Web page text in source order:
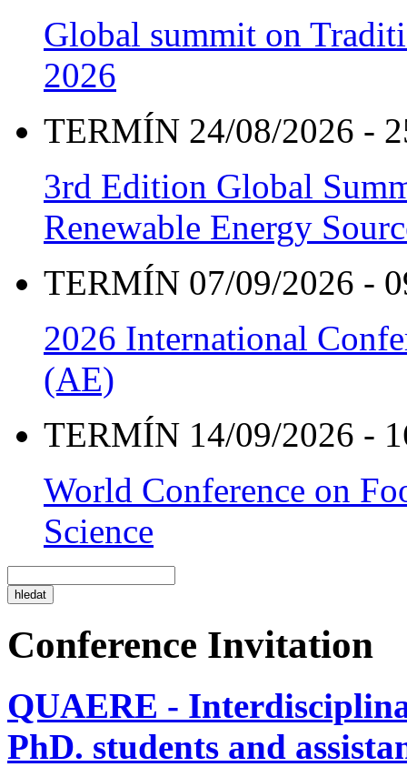
Global summit on
2026
TERMÍN 24/08/2026 -
3rd Edition Global
Renewable Energy
TERMÍN 07/09/2026 -
2026 International
(AE)
TERMÍN 14/09/2026 -
World Conference on
Science
Conference Invitation
QUAERE -
PhD. students and